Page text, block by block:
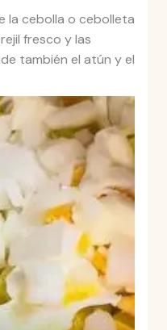
la cebolla o cebolleta
fresco y las
también el atún y el